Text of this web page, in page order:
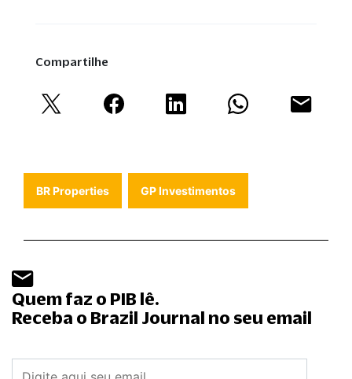
Compartilhe
BR Properties GP Investimentos
Quem faz o PIB lê.
Receba o Brazil Journal no seu email